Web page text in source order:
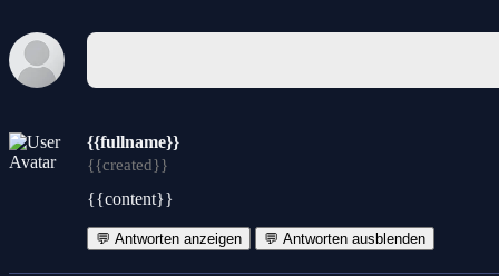
{{fullname}}
{{created}}
{{content}}
💬 Antworten anzeigen 💬 Antworten ausblenden